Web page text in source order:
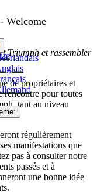
Welcome
Triumph et rassembler
de propriétaires et
rencontre pour toutes
tant au niveau
régulièrement
manifestations que
pas à consulter notre
passés et à
une bonne idée